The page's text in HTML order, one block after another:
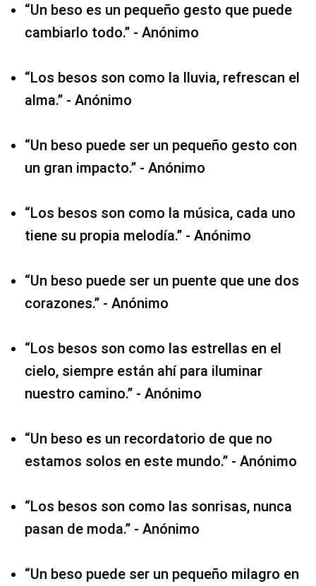
“Un beso es un pequeño gesto que puede
cambiarlo todo.” - Anónimo
“Los besos son como la lluvia, refrescan el
alma.” - Anónimo
“Un beso puede ser un pequeño gesto con
un gran impacto.” - Anónimo
“Los besos son como la música, cada uno
tiene su propia melodía.” - Anónimo
“Un beso puede ser un puente que une dos
corazones.” - Anónimo
“Los besos son como las estrellas en el
cielo, siempre están ahí para iluminar
nuestro camino.” - Anónimo
“Un beso es un recordatorio de que no
estamos solos en este mundo.” - Anónimo
“Los besos son como las sonrisas, nunca
pasan de moda.” - Anónimo
“Un beso puede ser un pequeño milagro en